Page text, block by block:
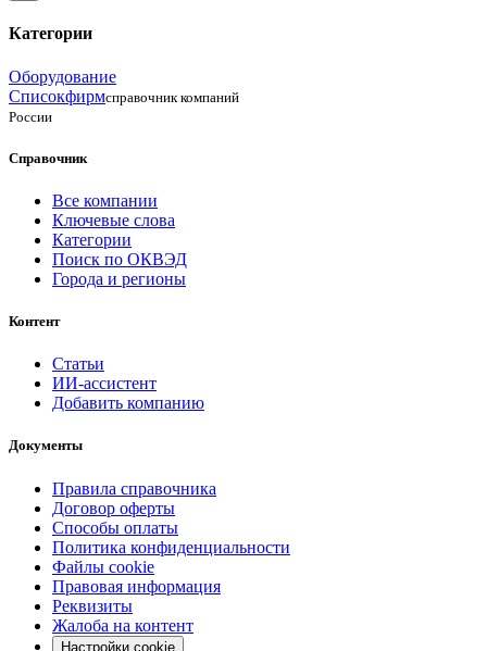
Категории
Оборудование
Списокфирмсправочник компаний
России
Справочник
Все компании
Ключевые слова
Категории
Поиск по ОКВЭД
Города и регионы
Контент
Статьи
ИИ-ассистент
Добавить компанию
Документы
Правила справочника
Договор оферты
Способы оплаты
Политика конфиденциальности
Файлы cookie
Правовая информация
Реквизиты
Жалоба на контент
Настройки cookie